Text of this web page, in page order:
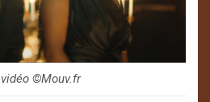
©️Mouv.fr